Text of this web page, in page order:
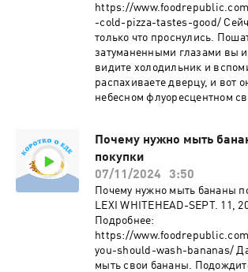
https://
-cold-pizza-tastes-good/
только что проснулись.
затуманенными глазами вы
видите холодильник и
распахиваете дверцу, и вот
небесном флуоресцентном
лучшее, что когда-либо
Нам знакомо это чувство.
это чудо само по себе, это
феномен, что она каким-то
превосходит горячую
мере, типичную доставку -
пицца, с ее тонким коржом и
моцареллой, не так уж
холодильнике). Но вы когда-
Почему нужно мыть
покупки
07/11/2024
3:50
Почему нужно мыть бананы
LEXI WHITEHEAD-SEPT. 11,
Подробнее:
https://
you-should-wash-bananas/
мыть свои бананы.